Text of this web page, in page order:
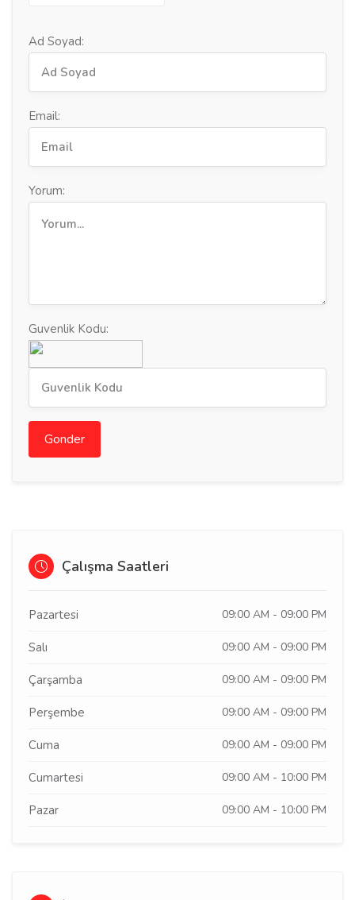
Ad Soyad:
Email:
Yorum:
Guvenlik Kodu:
Gonder
Çalışma Saatleri
Pazartesi 09:00 AM - 09:00 PM
Salı 09:00 AM - 09:00 PM
Çarşamba 09:00 AM - 09:00 PM
Perşembe 09:00 AM - 09:00 PM
Cuma 09:00 AM - 09:00 PM
Cumartesi 09:00 AM - 10:00 PM
Pazar 09:00 AM - 10:00 PM